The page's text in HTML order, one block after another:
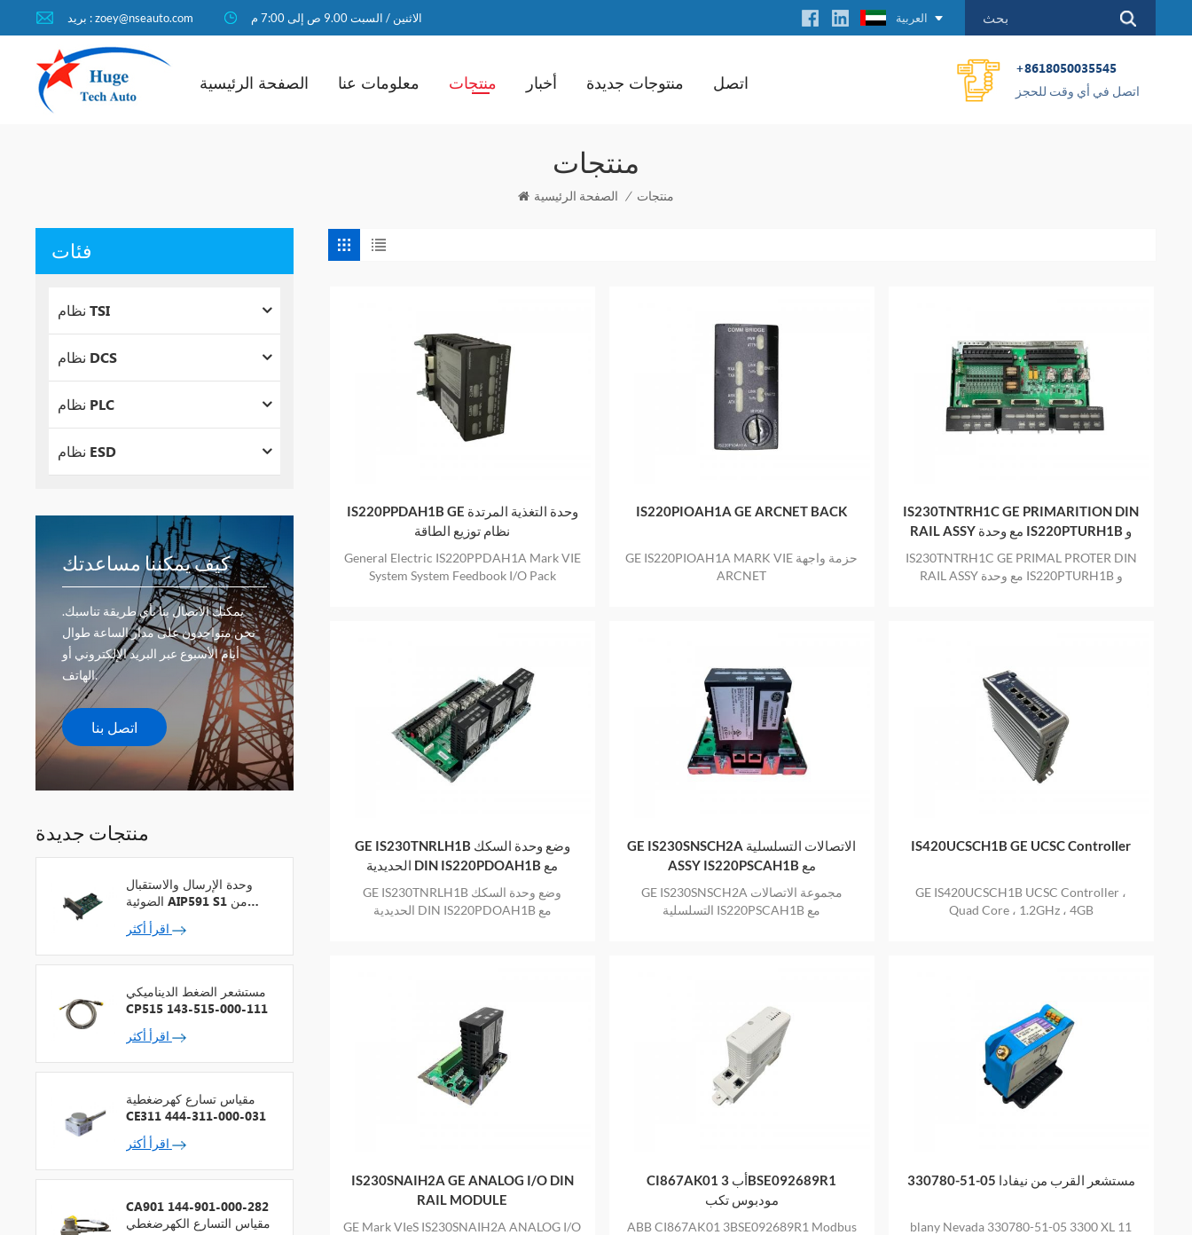
بريد : zoey@nseauto.com الاثنين / السبت 9.00 ص إلى 7:00 م العربية
الصفحة الرئيسية معلومات عنا منتجات أخبار منتوجات جديدة اتصل
+8618050035545
اتصل في أي وقت للحجز
منتجات
الصفحة الرئيسية / منتجات
IS220PPDAH1B GE وحدة التغذية المرتدة
نظام توزيع الطاقة
General Electric IS220PPDAH1A Mark VIE
System System Feedbook I/O Pack
IS220PIOAH1A GE ARCNET BACK
GE IS220PIOAH1A MARK VIE حزمة واجهة
ARCNET
IS230TNTRH1C GE PRIMARITION DIN
RAIL ASSY مع وحدة IS220PTURH1B و
IS200TTURH1C
IS230TNTRH1C GE PRIMAL PROTER DIN
RAIL ASSY مع وحدة IS220PTURH1B و
GE IS230TNRLH1B وضع وحدة السكك
الحديدية DIN IS220PDOAH1B مع
IS200TRLYH1B
GE IS230TNRLH1B وضع وحدة السكك
الحديدية DIN IS220PDOAH1B مع
GE IS230SNSCH2A الاتصالات التسلسلية
ASSY IS220PSCAH1B مع
IS200SSCAH2A
GE IS230SNSCH2A مجموعة الاتصالات
التسلسلية IS220PSCAH1B مع
IS420UCSCH1B GE UCSC Controller
GE IS420UCSCH1B UCSC Controller ،
Quad Core ، 1.2GHz ، 4GB
IS230SNAIH2A GE ANALOG I/O DIN
RAIL MODULE
GE Mark VIeS IS230SNAIH2A ANALOG I/O
CI867AK01 أب 3BSE092689R1
مودبوس تكب
ABB CI867AK01 3BSE092689R1 Modbus
330780-51-05 مستشعر القرب من نيفادا
blany Nevada 330780-51-05 3300 XL 11
فئات
نظام TSI
نظام DCS
نظام PLC
نظام ESD
كيف يمكننا مساعدتك
يمكنك الاتصال بنا بأي طريقة تناسبك.
نحن متواجدون على مدار الساعة طوال
أيام الأسبوع عبر البريد الإلكتروني أو
الهاتف.
اتصل بنا
منتجات جديدة
وحدة الإرسال والاستقبال
الضوئية AIP591 S1 من
شركة يوكوجاوا لمكرر شبكة
V
مستشعر الضغط الديناميكي
CP515 143-515-000-111
مقياس تسارع كهرضغطية
CE311 444-311-000-031
CA901 144-901-000-282
مقياس التسارع الكهرضغطي